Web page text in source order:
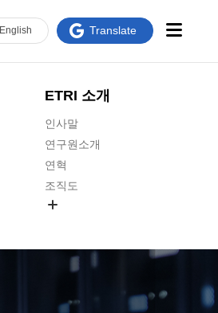
ETRI 소개
인사말
연구원소개
연혁
조직도
연구원 고객헌장
주요업무연락처
English Translate